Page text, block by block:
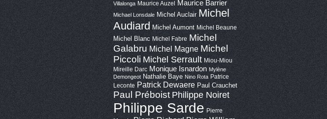
Villalonga Maurice Auzel Maurice Barrier
Michael Lonsdale Michel Auclair Michel
Audiard Michel Aumont Michel Beaune
Michel Blanc Michel Fabre Michel
Galabru Michel Magne Michel
Piccoli Michel Serrault Miou-Miou
Mireille Darc Monique Isnardon Mylène
Demongeot Nathalie Baye Nino Rota Patrice
Leconte Patrick Dewaere Paul Crauchet
Paul Préboist Philippe Noiret
Philippe Sarde Pierre